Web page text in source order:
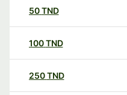
50TND
100TND
250TND